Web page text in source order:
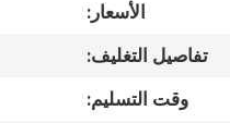
مراقبة
الجودة
الأسعار:
تفاصيل التغليف:
وقت التسليم: